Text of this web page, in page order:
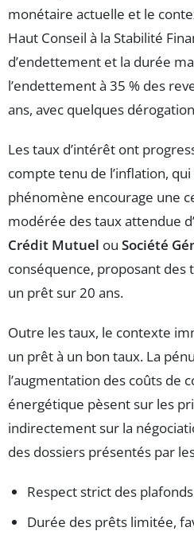
monétaire actuelle et le
Haut Conseil à la Stabilité
d’endettement et la durée
l’endettement à 35 % des
ans, avec quelques
Les taux d’intérêt ont
compte tenu de l’inflation,
phénomène encourage une
modérée des taux attendue
Crédit Mutuel ou Société
conséquence, proposant des
un prêt sur 20 ans.
Outre les taux, le contexte
un prêt à un bon taux. La
l’augmentation des coûts de
énergétique pèsent sur les
indirectement sur la
des dossiers présentés par
Respect strict des
Durée des prêts limitée,